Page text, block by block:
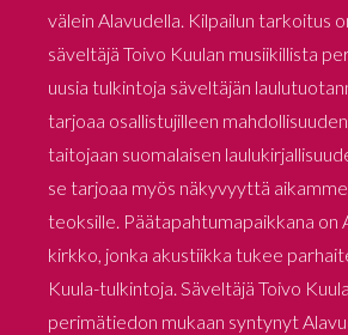
välein Alavudella. Kilpailun tarkoitus
säveltäjä Toivo Kuulan musiikillista
uusia tulkintoja säveltäjän
tarjoaa osallistujilleen
taitojaan suomalaisen
se tarjoaa myös näkyvyyttä
teoksille. Päätapahtumapaikkana on
kirkko, jonka akustiikka tukee
Kuula-tulkintoja. Säveltäjä Toivo
perimätiedon mukaan syntynyt